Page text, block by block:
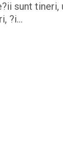
sunt tineri,
?i…